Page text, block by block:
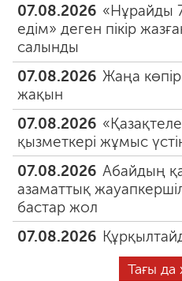
07.08.2026 «Нұрайды
едім» деген пікір
салынды
07.08.2026 Жаңа
жақын
07.08.2026
қызметкері жұмыс
07.08.2026 Абайдың
азаматтық
бастар жол
07.08.2026
Тағы да